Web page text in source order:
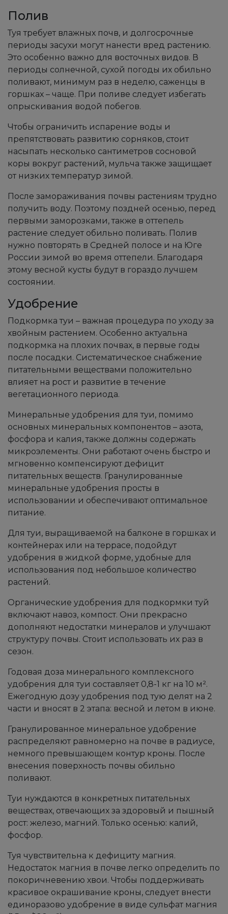
Полив
Туя требует влажных почв, и долгосрочные
периоды засухи могут нанести вред растению.
Это особенно важно для восточных видов. В
периоды солнечной, сухой погоды их обильно
поливают, минимум раз в неделю, саженцы в
горшках – чаще. При поливе следует избегать
опрыскивания водой побегов.
Чтобы ограничить испарение воды и
препятствовать развитию сорняков, стоит
насыпать несколько сантиметров сосновой
коры вокруг растений, мульча также защищает
от низких температур зимой.
После замораживания почвы растениям трудно
получить воду. Поэтому поздней осенью, перед
первыми заморозками, также в оттепель
растение следует обильно поливать. Полив
нужно повторять в Средней полосе и на Юге
России зимой во время оттепели. Благодаря
этому весной кусты будут в гораздо лучшем
состоянии.
Удобрение
Подкормка туи – важная процедура по уходу за
хвойным растением. Особенно актуальна
подкормка на плохих почвах, в первые годы
после посадки. Систематическое снабжение
питательными веществами положительно
влияет на рост и развитие в течение
вегетационного периода.
Минеральные удобрения для туи, помимо
основных минеральных компонентов – азота,
фосфора и калия, также должны содержать
микроэлементы. Они работают очень быстро и
мгновенно компенсируют дефицит
питательных веществ. Гранулированные
минеральные удобрения просты в
использовании и обеспечивают оптимальное
питание.
Для туи, выращиваемой на балконе в горшках и
контейнерах или на террасе, подойдут
удобрения в жидкой форме, удобные для
использования под небольшое количество
растений.
Органические удобрения для подкормки туй
включают навоз, компост. Они прекрасно
дополняют недостатки минералов и улучшают
структуру почвы. Стоит использовать их раз в
сезон.
Годовая доза минерального комплексного
удобрения для туи составляет 0,8-1 кг на 10 м².
Ежегодную дозу удобрения под тую делят на 2
части и вносят в 2 этапа: весной и летом в июне.
Гранулированное минеральное удобрение
распределяют равномерно на почве в радиусе,
немного превышающем контур кроны. После
внесения поверхность почвы обильно
поливают.
Туи нуждаются в конкретных питательных
веществах, отвечающих за здоровый и пышный
рост: железо, магний. Только осенью: калий,
фосфор.
Туя чувствительна к дефициту магния.
Недостаток магния в почве легко определить по
покоричневению хвои. Чтобы поддерживать
красивое окрашивание кроны, следует внести
единоразово удобрение в виде сульфат магния